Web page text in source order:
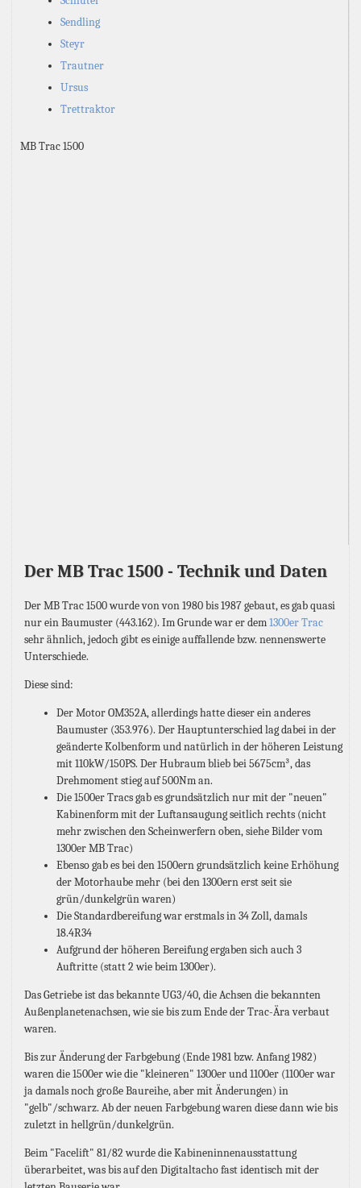
Sendling
Steyr
Trautner
Ursus
Trettraktor
MB Trac 1500
Der MB Trac 1500 - Technik und Daten
Der MB Trac 1500 wurde von von 1980 bis 1987 gebaut, es gab quasi
nur ein Baumuster (443.162). Im Grunde war er dem1300er Trac
sehr ähnlich, jedoch gibt es einige auffallende bzw. nennenswerte
Unterschiede.
Diese sind:
Der Motor OM352A, allerdings hatte dieser ein anderes
Baumuster (353.976). Der Hauptunterschied lag dabei in der
geänderte Kolbenform und natürlich in der höheren Leistung
mit 110kW/150PS. Der Hubraum blieb bei 5675cm³, das
Drehmoment stieg auf 500Nm an.
Die 1500er Tracs gab es grundsätzlich nur mit der "neuen"
Kabinenform mit der Luftansaugung seitlich rechts (nicht
mehr zwischen den Scheinwerfern oben, siehe Bilder vom
1300er MB Trac)
Ebenso gab es bei den 1500ern grundsätzlich keine Erhöhung
der Motorhaube mehr (bei den 1300ern erst seit sie
grün/dunkelgrün waren)
Die Standardbereifung war erstmals in 34 Zoll, damals
18.4R34
Aufgrund der höheren Bereifung ergaben sich auch 3
Auftritte (statt 2 wie beim 1300er).
Das Getriebe ist das bekannte UG3/40, die Achsen die bekannten
Außenplanetenachsen, wie sie bis zum Ende der Trac-Ära verbaut
waren.
Bis zur Änderung der Farbgebung (Ende 1981 bzw. Anfang 1982)
waren die 1500er wie die "kleineren" 1300er und 1100er (1100er war
ja damals noch große Baureihe, aber mit Änderungen) in
"gelb"/schwarz. Ab der neuen Farbgebung waren diese dann wie bis
zuletzt in hellgrün/dunkelgrün.
Beim "Facelift" 81/82 wurde die Kabineninnenausstattung
überarbeitet, was bis auf den Digitaltacho fast identisch mit der